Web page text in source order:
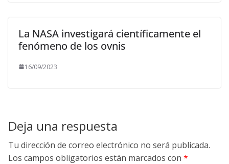
La NASA investigará científicamente el
fenómeno de los ovnis
16/09/2023
Deja una respuesta
Tu dirección de correo electrónico no será publicada.
Los campos obligatorios están marcados con *